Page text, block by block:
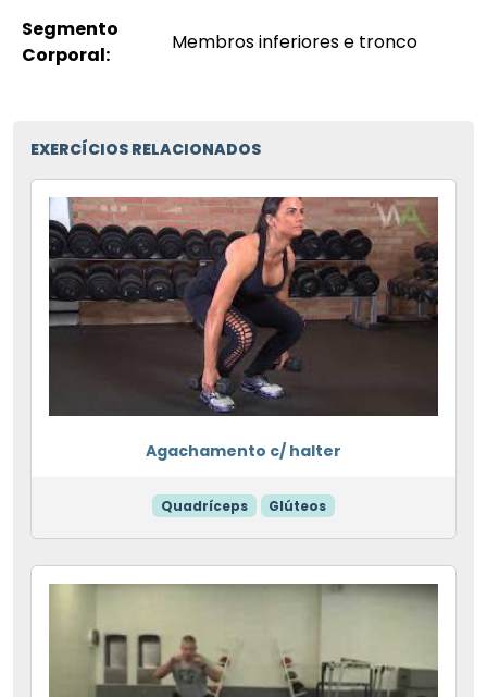
Segmento
Corporal:
Membros inferiores e tronco
EXERCÍCIOS RELACIONADOS
Agachamento c/ halter
Quadríceps Glúteos